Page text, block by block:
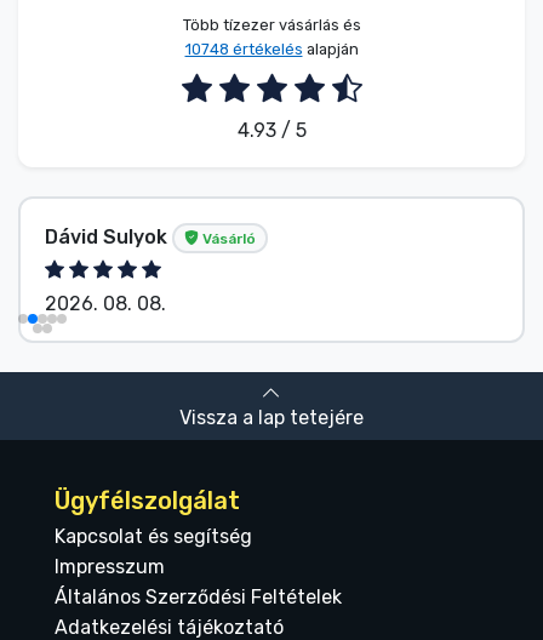
Több tízezer vásárlás és
10748 értékelés alapján
4.93 / 5
Dávid Sulyok Vásárló
2026. 08. 08.
Vissza a lap tetejére
Ügyfélszolgálat
Kapcsolat és segítség
Impresszum
Általános Szerződési Feltételek
Adatkezelési tájékoztató